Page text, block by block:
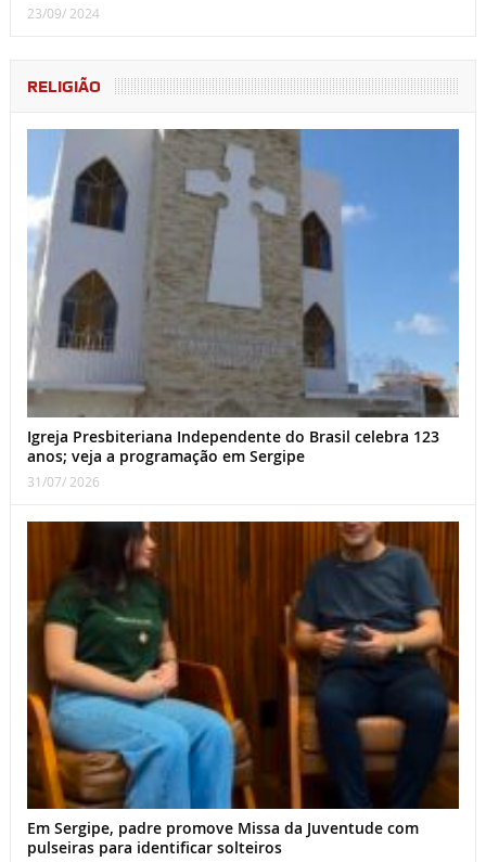
23/09/ 2024
RELIGIÃO
Igreja Presbiteriana Independente do Brasil celebra 123
anos; veja a programação em Sergipe
31/07/ 2026
Em Sergipe, padre promove Missa da Juventude com
pulseiras para identificar solteiros